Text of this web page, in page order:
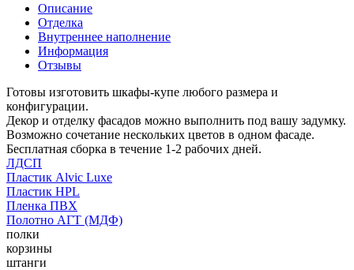
Описание
Отделка
Внутреннее наполнение
Информация
Отзывы
Готовы изготовить шкафы-купе любого размера и
конфигурации.
Декор и отделку фасадов можно выполнить под вашу задумку.
Возможно сочетание нескольких цветов в одном фасаде.
Бесплатная сборка в течение 1-2 рабочих дней.
ЛДСП
Пластик Alvic Luxe
Пластик HPL
Пленка ПВХ
Полотно АГТ (МДФ)
полки
корзины
штанги